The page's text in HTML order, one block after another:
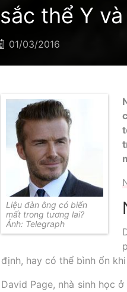
thể Y
01/03/2016
Liệu đàn ông có biến
mất trong tương lai?
Ảnh: Telegraph
định, hay có thể bình ổn
David Page, nhà sinh học